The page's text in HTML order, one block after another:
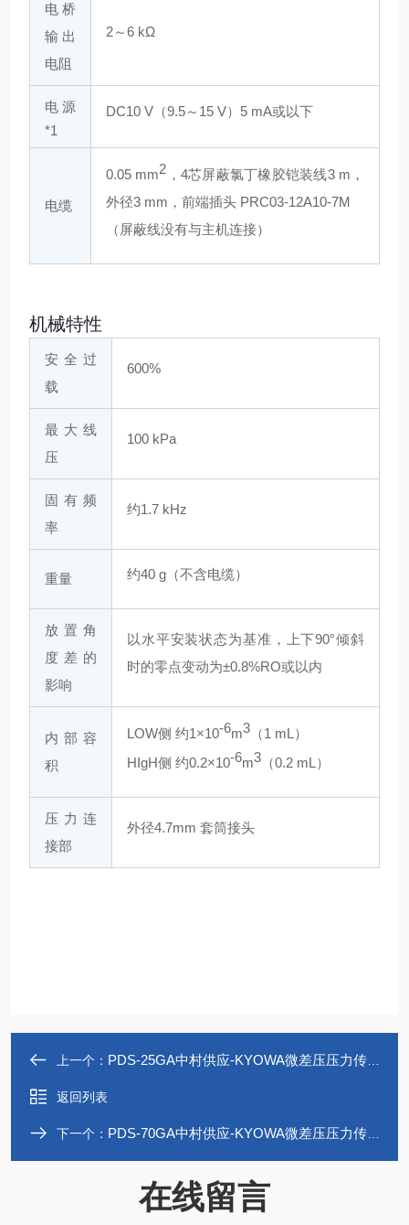
电桥
输出
电阻
2～6 kΩ
电源
*1
DC10 V（9.5～15 V）5 mA或以下
电缆
0.05 mm2 ，4芯屏蔽氯丁橡胶铠装线3 m，
外径3 mm，前端插头 PRC03-12A10-7M
（屏蔽线没有与主机连接）
机械特性
安全过
载
600%
最大线
压
100 kPa
固有频
率
约1.7 kHz
重量 约40 g（不含电缆）
放置角
度差的
影响
以水平安装状态为基准，上下90°倾斜
时的零点变动为±0.8%RO或以内
内部容
积
LOW侧 约1×10-6m3 （1 mL）
HIgH侧 约0.2×10-6m3 （0.2 mL）
压力连
接部
外径4.7mm 套筒接头
上一个： PDS-25GA中村供应-KYOWA微差压压力传感器
返回列表
下一个： PDS-70GA中村供应-KYOWA微差压压力传感器
在线留言